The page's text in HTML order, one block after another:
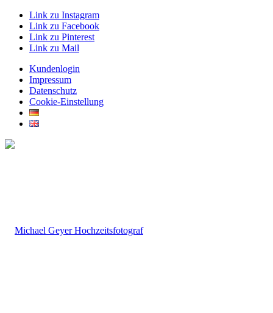
Link zu Instagram
Link zu Facebook
Link zu Pinterest
Link zu Mail
Kundenlogin
Impressum
Datenschutz
Cookie-Einstellung